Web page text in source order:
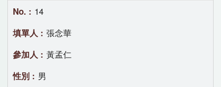
14
張念華
黃孟仁
男